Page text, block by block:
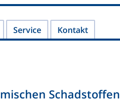
Service Kontakt
Schadstoffen